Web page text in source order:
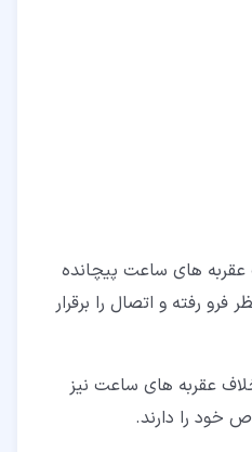
های ساعت پیچانده
رفته و اتصال را برقرار
عقربه های ساعت نیز
خود را دارند.